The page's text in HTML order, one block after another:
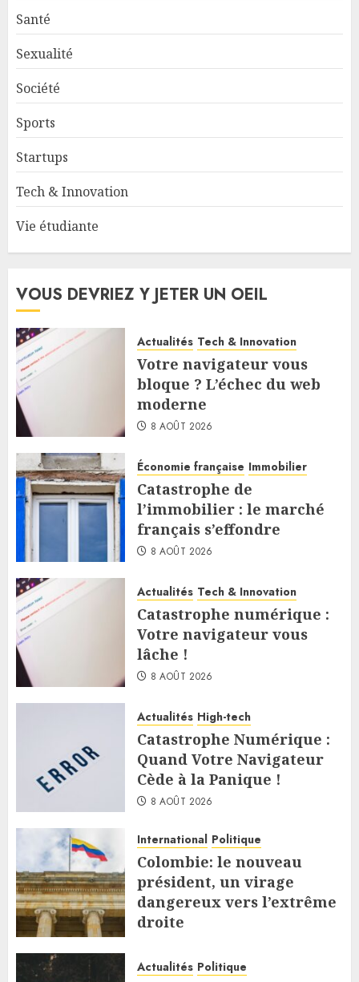
Santé
Sexualité
Société
Sports
Startups
Tech & Innovation
Vie étudiante
VOUS DEVRIEZ Y JETER UN OEIL
Actualités Tech & Innovation
Votre navigateur vous
bloque ? L’échec du web
moderne
8 AOÛT 2026
Économie française Immobilier
Catastrophe de
l’immobilier : le marché
français s’effondre
8 AOÛT 2026
Actualités Tech & Innovation
Catastrophe numérique :
Votre navigateur vous
lâche !
8 AOÛT 2026
Actualités High-tech
Catastrophe Numérique :
Quand Votre Navigateur
Cède à la Panique !
8 AOÛT 2026
International Politique
Colombie: le nouveau
président, un virage
dangereux vers l’extrême
droite
Actualités Politique